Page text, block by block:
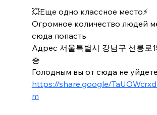
💥Еще одно классное место⚡️
Огромное количество людей
сюда попасть
Адрес 서울특별시 강남구 선릉로
층
Голодным вы от сюда не уйдете
https://share.google/
m